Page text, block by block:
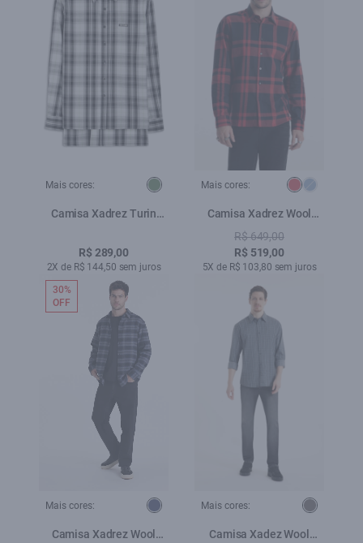
Mais cores:
Camisa Xadrez Turin
R$ 289,00
2X de R$ 144,50 sem juros
Mais cores:
Camisa Xadrez Wool
Touch Rembrandt Irish
Vermelho
R$ 649,00
R$ 519,00
5X de R$ 103,80 sem juros
Mais cores:
Camisa Xadrez Wool
30%
OFF
Mais cores:
Camisa Xadez Wool